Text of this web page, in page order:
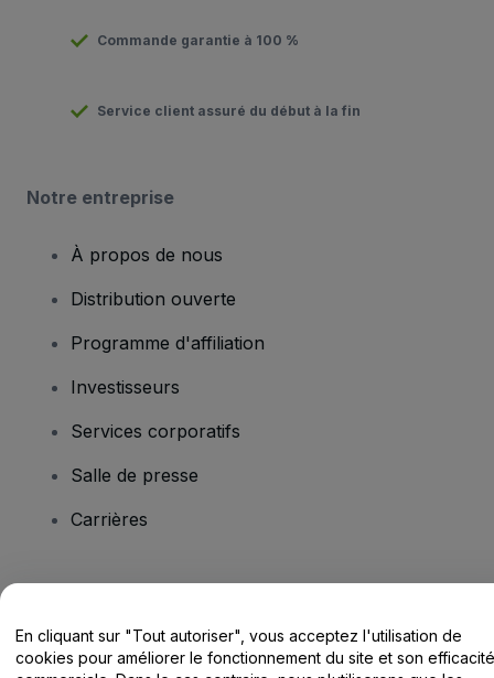
Commande garantie à 100 %
Service client assuré du début à la fin
Notre entreprise
À propos de nous
Distribution ouverte
Programme d'affiliation
Investisseurs
Services corporatifs
Salle de presse
Carrières
Centre d'assistance / Nous contacter
En cliquant sur "Tout autoriser", vous acceptez l'utilisation de
cookies pour améliorer le fonctionnement du site et son efficacité